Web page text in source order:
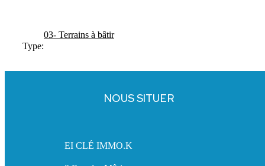
Type:
03- Terrains à bâtir
NOUS SITUER
EI CLÉ IMMO.K